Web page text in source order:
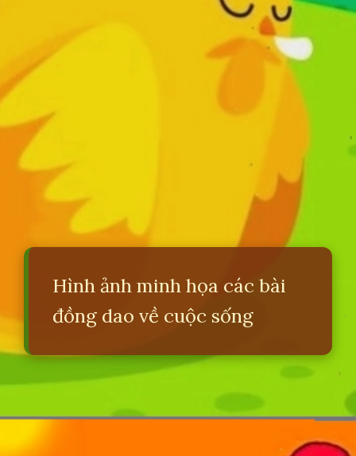
Hình ảnh minh họa các bài
đồng dao về cuộc sống